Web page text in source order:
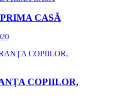
CASĂ
COPIILOR,